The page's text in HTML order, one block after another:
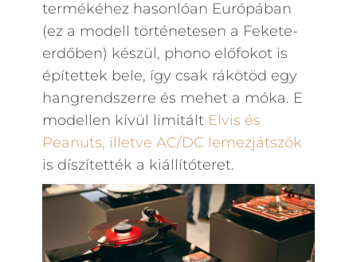
termékéhez hasonlóan Európában
(ez a modell történetesen a Fekete-
erdőben) készül, phono előfokot is
építettek bele, így csak rákötöd egy
hangrendszerre és mehet a móka. E
modellen kívül limitáltElvis és
Peanuts, illetve AC/DC lemezjátszók
is díszítették a kiállítóteret.